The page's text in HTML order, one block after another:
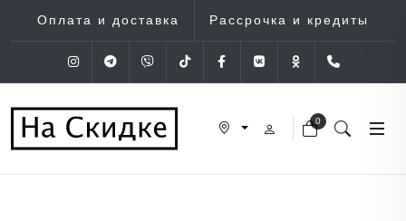
Оплата и доставка Рассрочка и кредиты
InstagramTelegram
Viber Tik-Tok Facebook
VK OK
0